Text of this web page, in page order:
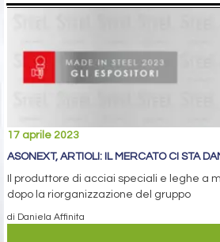
17 aprile 2023
ASONEXT, ARTIOLI: IL MERCATO CI STA
Il produttore di acciai speciali e leghe a
dopo la riorganizzazione del gruppo
di Daniela Affinita